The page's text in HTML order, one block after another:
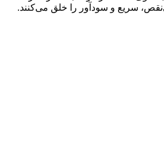
سریع و سودآور را خلق می‌کنند.